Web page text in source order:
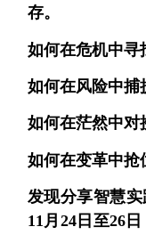
存。
如何在危机中寻
如何在风险中捕
如何在茫然中对
如何在变革中抢
发现分享智慧
11月24日至26